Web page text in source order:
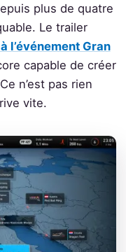
plus de quatre
Le trailer
l’événement Gran
capable de créer
n’est pas rien
vite.